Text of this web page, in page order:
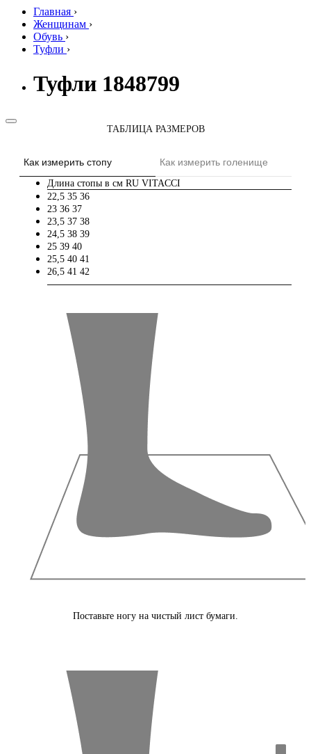
Главная ›
Женщинам ›
Обувь ›
Туфли ›
Туфли 1848799
ТАБЛИЦА РАЗМЕРОВ
Как измерить стопу Как измерить голенище
Длина стопы в см RU VITACCI
22,5 35 36
23 36 37
23,5 37 38
24,5 38 39
25 39 40
25,5 40 41
26,5 41 42
Поставьте ногу на чистый лист бумаги.